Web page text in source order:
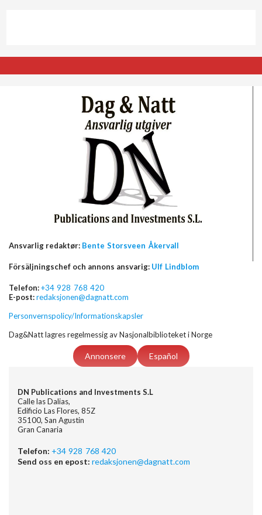
Ansvarlig redaktør: Bente Storsveen Åkervall
Försäljningschef och annons ansvarig: Ulf Lindblom
Telefon:+34 928 768 420
E-post:redaksjonen@dagnatt.com
Personvernspolicy/Informationskapsler
Dag&Natt lagres regelmessig av Nasjonalbiblioteket i Norge
Annonsere Español
DN Publications and Investments S.L
Calle las Dalias,
Edificio Las Flores, 85Z
35100, San Agustin
Gran Canaria
Telefon: +34 928 768 420
Send oss en epost: redaksjonen@dagnatt.com